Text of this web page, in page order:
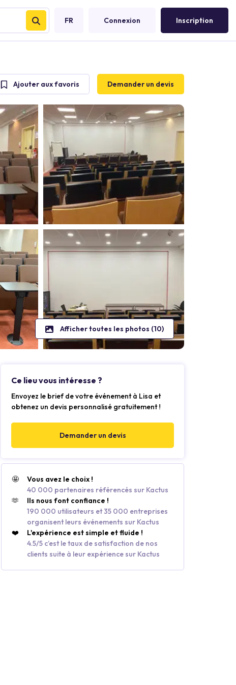
FR Connexion Inscription
Ajouter aux favoris Demander un devis
Afficher toutes les photos (10)
Ce lieu vous intéresse ?
Envoyez le brief de votre événement à Lisa et
obtenez un devis personnalisé gratuitement !
Demander un devis
🤩
Vous avez le choix !
40 000 partenaires référencés sur Kactus
🫶
Ils nous font confiance !
190 000 utilisateurs et 35 000 entreprises
organisent leurs événements sur Kactus
❤️
L'expérience est simple et fluide !
4.5/5 c’est le taux de satisfaction de nos
clients suite à leur expérience sur Kactus